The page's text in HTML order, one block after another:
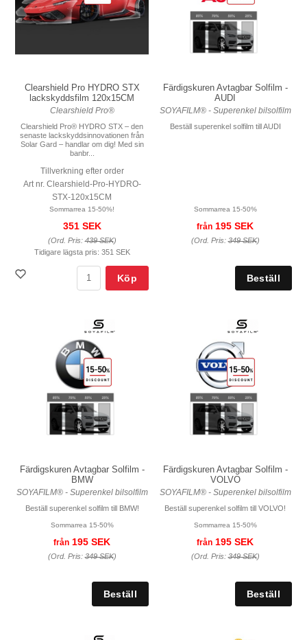
Clearshield Pro HYDRO STX
lackskyddsfilm 120x15CM
Clearshield Pro®
Clearshield Pro® HYDRO STX – den
senaste lackskyddsinnovationen från
Solar Gard – handlar om dig! Med sin
banbr...
Tillverkning efter order
Art nr. Clearshield-Pro-HYDRO-
STX-120x15CM
Sommarrea 15-50%!
351 SEK
(Ord. Pris:439 SEK)
Tidigare lägsta pris: 351 SEK
Köp
Färdigskuren Avtagbar Solfilm -
AUDI
SOYAFILM® - Superenkel bilsolfilm
Beställ superenkel solfilm till AUDI
Sommarrea 15-50%
från 195 SEK
(Ord. Pris:349 SEK)
Färdigskuren Avtagbar Solfilm -
BMW
SOYAFILM® - Superenkel bilsolfilm
Beställ superenkel solfilm till BMW!
Sommarrea 15-50%
från 195 SEK
(Ord. Pris:349 SEK)
Färdigskuren Avtagbar Solfilm -
VOLVO
SOYAFILM® - Superenkel bilsolfilm
Beställ superenkel solfilm till VOLVO!
Sommarrea 15-50%
från 195 SEK
(Ord. Pris:349 SEK)